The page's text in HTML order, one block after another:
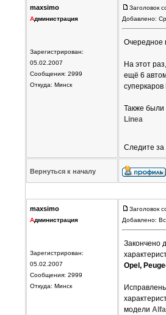
maxsimo
Администрация
Зарегистрирован:
05.02.2007
Сообщения: 2999
Откуда: Минск
Заголовок
Добавлено:
Очередное
На этот
ещё 6
суперкаров
Также
Linea
Следите
Вернуться к началу
maxsimo
Администрация
Зарегистрирован:
05.02.2007
Сообщения: 2999
Откуда: Минск
Заголовок
Добавлено:
Закончено
Opel,
модели